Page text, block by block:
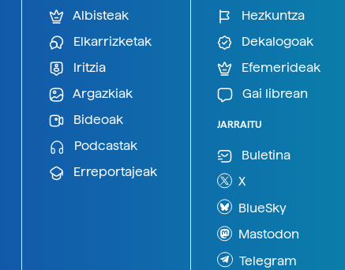
Albisteak
Elkarrizketak
Iritzia
Argazkiak
Bideoak
Podcastak
Erreportajeak
Hezkuntza
Dekalogoak
Efemerideak
Gai librean
JARRAITU
Buletina
X
BlueSky
Mastodon
Telegram